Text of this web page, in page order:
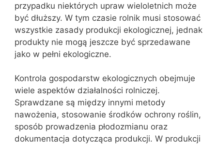
przypadku niektórych upraw wieloletnich może
być dłuższy. W tym czasie rolnik musi stosować
wszystkie zasady produkcji ekologicznej, jednak
produkty nie mogą jeszcze być sprzedawane
jako w pełni ekologiczne.
Kontrola gospodarstw ekologicznych obejmuje
wiele aspektów działalności rolniczej.
Sprawdzane są między innymi metody
nawożenia, stosowanie środków ochrony roślin,
sposób prowadzenia płodozmianu oraz
dokumentacja dotycząca produkcji. W produkcji